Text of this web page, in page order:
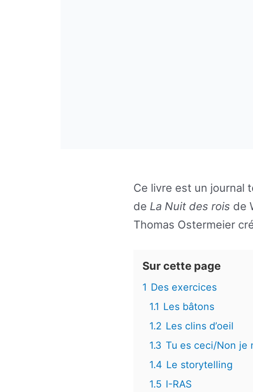
Ce livre est un journal
de La Nuit des rois de
Thomas Ostermeier
Sur cette page
1 Des exercices
1.1 Les bâtons
1.2 Les clins d’oeil
1.3 Tu es ceci/Non je
1.4 Le storytelling
1.5 I-RAS